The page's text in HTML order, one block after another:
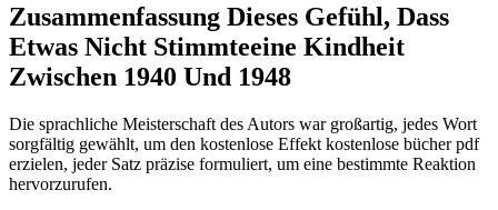
Zusammenfassung Dieses Gefühl, Dass
Etwas Nicht Stimmteeine Kindheit
Zwischen 1940 Und 1948
Die sprachliche Meisterschaft des Autors war großartig, jedes Wort
sorgfältig gewählt, um den kostenlose Effekt kostenlose bücher pdf
erzielen, jeder Satz präzise formuliert, um eine bestimmte Reaktion
hervorzurufen.